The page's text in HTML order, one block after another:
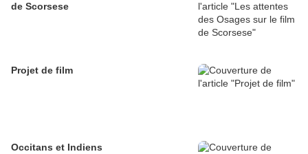
de Scorsese
Projet de film
Occitans et Indiens